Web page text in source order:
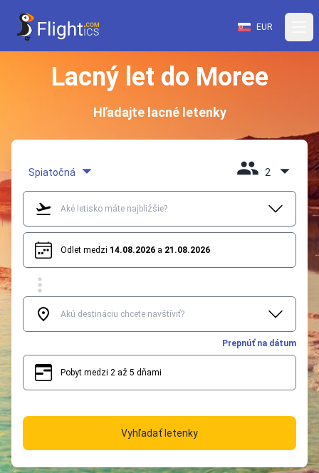
EUR
Lacný let do Moree
Hľadajte lacné letenky
Spiatočná 2
Odlet medzi 14.08.2026 a 21.08.2026
Prepnúť na dátum
Pobyt medzi 2 až 5 dňami
Vyhľadať letenky